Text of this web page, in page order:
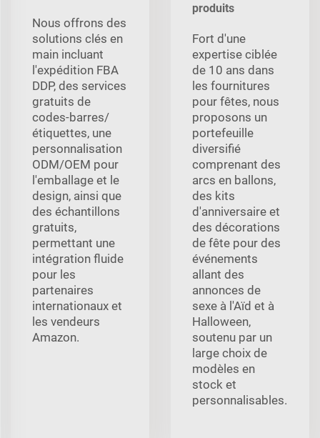
Nous offrons des
solutions clés en
main incluant
l'expédition FBA
DDP, des services
gratuits de
codes-barres/
étiquettes, une
personnalisation
ODM/OEM pour
l'emballage et le
design, ainsi que
des échantillons
gratuits,
permettant une
intégration fluide
pour les
partenaires
internationaux et
les vendeurs
Amazon.
produits
Fort d'une
expertise ciblée
de 10 ans dans
les fournitures
pour fêtes, nous
proposons un
portefeuille
diversifié
comprenant des
arcs en ballons,
des kits
d'anniversaire et
des décorations
de fête pour des
événements
allant des
annonces de
sexe à l'Aïd et à
Halloween,
soutenu par un
large choix de
modèles en
stock et
personnalisables.